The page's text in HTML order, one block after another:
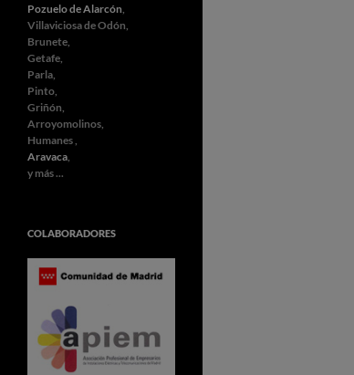
Pozuelo de Alarcón,
Villaviciosa de Odón,
Brunete,
Getafe,
Parla,
Pinto,
Griñón,
Arroyomolinos,
Humanes ,
Aravaca,
y más ...
COLABORADORES